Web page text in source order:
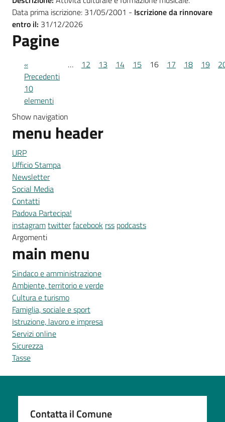
Data prima iscrizione: 31/05/2001 - Iscrizione da rinnovare
entro il: 31/12/2026
Pagine
«
Precedenti
10
elementi
… 12 13 14 15 16 17 18 19
Show navigation
menu header
URP
Ufficio Stampa
Newsletter
Social Media
Contatti
Padova Partecipa!
instagramtwitterfacebook rss podcasts
Argomenti
main menu
Sindaco e amministrazione
Ambiente, territorio e verde
Cultura e turismo
Famiglia, sociale e sport
Istruzione, lavoro e impresa
Servizi online
Sicurezza
Tasse
Contatta il Comune